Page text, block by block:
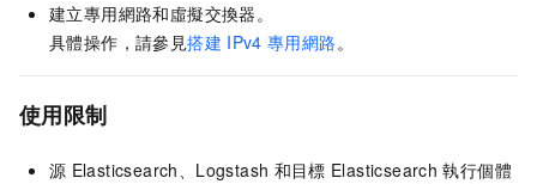
建立專用網路和虛擬交換器。
具體操作，請參見搭建 IPv4 專用網路。
使用限制
源 Elasticsearch、Logstash 和目標 Elasticsearch 執行個體